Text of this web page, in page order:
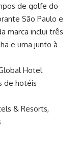
de golfe do
São Paulo e
marca inclui três
e uma junto à
Hotel
de hotéis
& Resorts,